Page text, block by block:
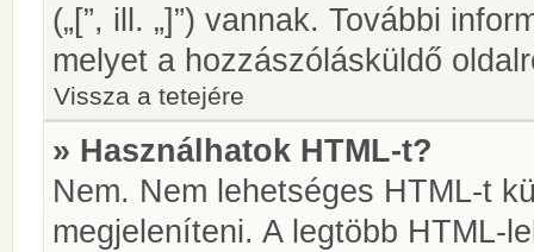
(„[”, ill. „]”) vannak. További
melyet a hozzászólásküldő
Vissza a tetejére
» Használhatok HTML-t?
Nem. Nem lehetséges HTML-t
megjeleníteni. A legtöbb HTML-